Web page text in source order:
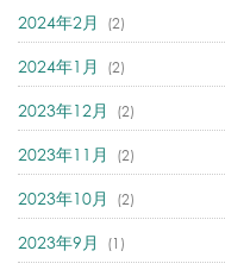
2024年2月 (2)
2024年1月 (2)
2023年12月 (2)
2023年11月 (2)
2023年10月 (2)
2023年9月 (1)